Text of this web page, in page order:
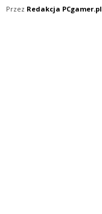
Przez Redakcja PCgamer.pl